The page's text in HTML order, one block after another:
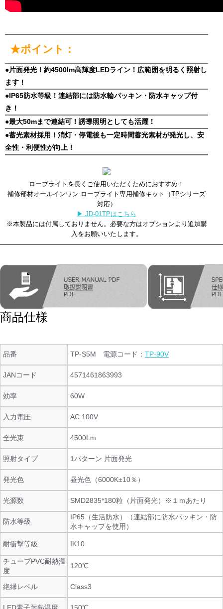
★ポイント：
●片面発光！約4500lm高輝度LEDライン！広範囲を明るく照射し
ます！
●IP65防水等級！連結部には防水輪パッキン・防水キャップ付
き！
●最大50mまで連結可！誘導照明としても活躍！
●蓄光素材採用！消灯・停電後も一定時間蓄光素材が発光し、安
全性・利便性が向上！
ロープライトを長くご使用いただくためにおすすめ！
補修部材オールインワン ロープライト専用補修キット（TPシリーズ
対応）
▶ JD-01TPはこちら
※本製品には付属しておりません。必要な方はオプションより追加購
入をお願いいたします。
商品仕様
品番 TP-S5M 電源コード： TP-90V
JANコード 4571461863993
効率 60W
入力電圧 AC 100V
全光束 4500Lm
照射タイプ 1パターン 片面発光
発光色 昼光色（6000K±10％）
光源数 SMD2835*180粒（片面発光）※１ｍあたり
防水等級
IP65（生活防水）（連結部に防水パッキン・防
水キャップを使用）
耐衝撃等級 IK10
チューブPVC耐熱温
度
120℃
絶縁レベル Class3